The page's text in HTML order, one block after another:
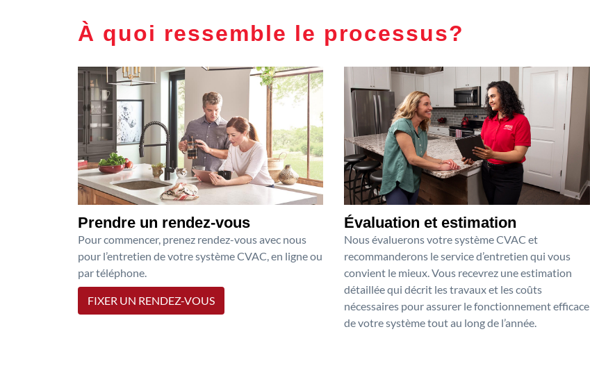
À quoi ressemble le processus?
Prendre un rendez-vous
Pour commencer, prenez rendez-vous avec nous
pour l’entretien de votre système CVAC, en ligne ou
par téléphone.
FIXER UN RENDEZ-VOUS
Évaluation et estimation
Nous évaluerons votre système CVAC et
recommanderons le service d’entretien qui vous
convient le mieux. Vous recevrez une estimation
détaillée qui décrit les travaux et les coûts
nécessaires pour assurer le fonctionnement efficace
de votre système tout au long de l’année.